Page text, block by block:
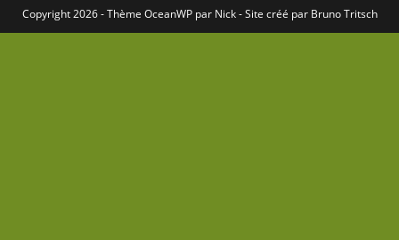
Copyright 2026 - Thème OceanWPpar Nick - Site créé par Bruno Tritsch